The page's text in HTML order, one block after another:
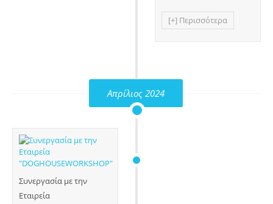
[+] Περισσότερα
Απρίλιος 2024
Συνεργασία με την
Εταιρεία